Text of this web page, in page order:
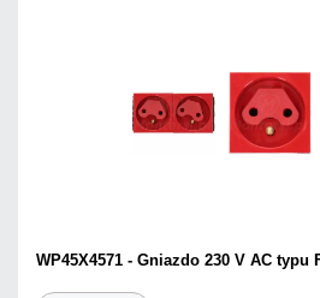
WP45X4571 - Gniazdo 230 V AC typu